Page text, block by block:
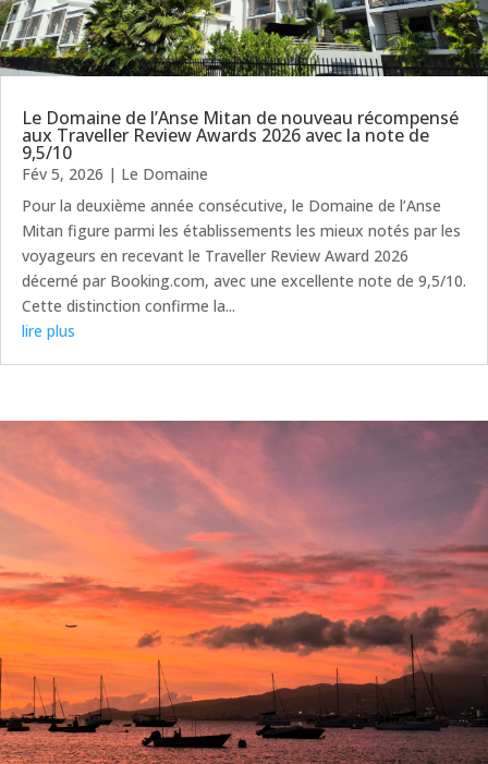
Le Domaine de l’Anse Mitan de nouveau récompensé
aux Traveller Review Awards 2026 avec la note de
9,5/10
Fév 5, 2026 | Le Domaine
Pour la deuxième année consécutive, le Domaine de l’Anse
Mitan figure parmi les établissements les mieux notés par les
voyageurs en recevant le Traveller Review Award 2026
décerné par Booking.com, avec une excellente note de 9,5/10.
Cette distinction confirme la...
lire plus